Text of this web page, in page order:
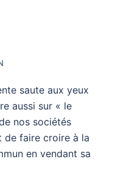
saute aux yeux
aussi sur « le
nos sociétés
de faire croire à la
en vendant sa